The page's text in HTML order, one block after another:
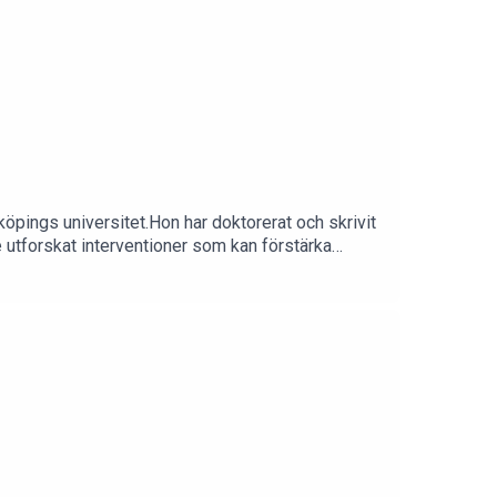
universitet.Hon har doktorerat och skrivit
utforskat interventioner som kan förstärka
målgruppen familjehemsplacerade barn,
Anna-Karin berättar om hur hon och
kan vi göra skillnad?